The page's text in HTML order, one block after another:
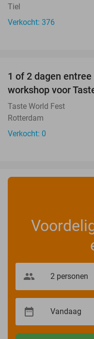
Tiel
Verkocht: 376
TODAY
1 of 2 dagen
workshop voor
Taste World Fest
Rotterdam
Verkocht: 0